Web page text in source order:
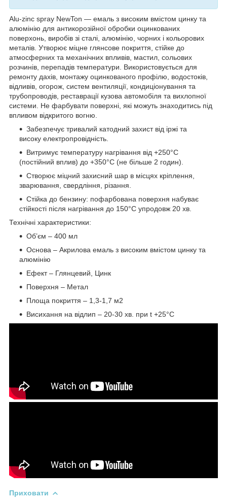
Alu-zinc spray NewTon — емаль з високим вмістом цинку та
алюмінію для антикорозійної обробки оцинкованих
поверхонь, виробів зі сталі, алюмінію, чорних і кольорових
металів. Утворює міцне глянсове покриття, стійке до
атмосферних та механічних впливів, мастил, сольових
розчинів, перепадів температури. Використовується для
ремонту дахів, монтажу оцинкованого профілю, водостоків,
відливів, огорож, систем вентиляції, кондиціонування та
трубопроводів, реставрації кузова автомобіля та вихлопної
системи. Не фарбувати поверхні, які можуть знаходитись під
впливом відкритого вогню.
Забезпечує тривалий катодний захист від іржі та
високу електропровідність.
Витримує температуру нагрівання від +250°С
(постійний вплив) до +350°С (не більше 2 годин).
Створює міцний захисний шар в місцях кріплення,
зварювання, свердління, різання.
Стійка до бензину: пофарбована поверхня набуває
стійкості після нагрівання до 150°С упродовж 20 хв.
Технічні характеристики:
Об’єм – 400 мл
Основа – Акрилова емаль з високим вмістом цинку та
алюмінію
Ефект – Глянцевий, Цинк
Поверхня – Метал
Площа покриття – 1,3-1,7 м2
Висихання на відлип – 20-30 хв. при t +25°C
Приховати